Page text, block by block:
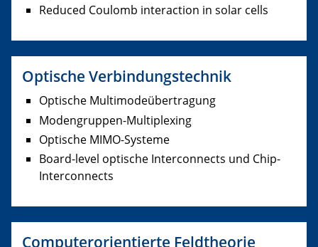
Reduced Coulomb interaction in solar cells
Optische Verbindungstechnik
Optische Multimodeübertragung
Modengruppen-Multiplexing
Optische MIMO-Systeme
Board-level optische Interconnects und Chip-
Interconnects
Computerorientierte Feldtheorie